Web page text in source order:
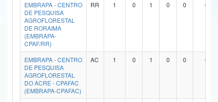
Advocacia-Geral da União
Banco Central do Brasil
EMBRAPA - CENTRO
DE PESQUISA
AGROFLORESTAL
DE RORAIMA
(EMBRAPA-
CPAF/RR)
RR 1 0 1 0 0 0
EMBRAPA - CENTRO
DE PESQUISA
AGROFLORESTAL
DO ACRE - CPAFAC
(EMBRAPA-CPAFAC)
AC 1 0 1 0 0 0